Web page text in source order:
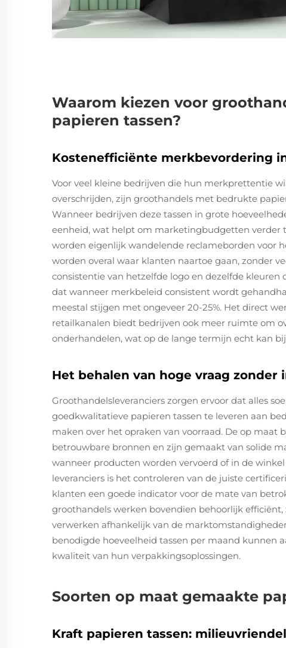
Waarom kiezen voor
papieren tassen?
Kostenefficiënte merkbevordering
Voor veel kleine bedrijven die hun merkprettentie
overschrijden, zijn groothandels met bedrukte
Wanneer bedrijven deze tassen in grote
eenheid, wat helpt om marketingbudgetten verder
worden eigenlijk wandelende reclameborden voor
worden overal waar klanten naartoe gaan, zonder
consistentie van hetzelfde logo en dezelfde kleuren
dat wanneer merkbeleid consistent wordt
meestal stijgen met ongeveer 20-25%. Het direct
retailkanalen biedt bedrijven ook meer ruimte om
onderhandelen, wat op de lange termijn echt kan
Het behalen van hoge vraag
Groothandelsleveranciers zorgen ervoor dat alles
goedkwalitatieve papieren tassen te leveren aan
maken over het opraken van voorraad. De op maat
betrouwbare bronnen en zijn gemaakt van solide
wanneer producten worden vervoerd of in de
leveranciers is het controleren van de juiste
klanten een goede indicator voor de mate van
groothandels werken bovendien behoorlijk
verwerken afhankelijk van de
benodigde hoeveelheid tassen per maand kunnen
kwaliteit van hun verpakkingsoplossingen.
Soorten op maat gemaakte
Kraft papieren tassen: